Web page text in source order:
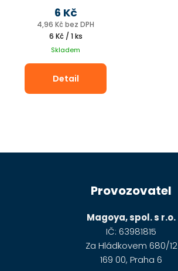
4,5 x 45 mm
4,96 Kč bez DPH
6 Kč
Měrná
cena:
6 Kč / 1 ks
Skladem
Detail
Provozovatel
Magoya, spol. s r.o.
IČ: 63981815
Za Hládkovem 680/12
169 00, Praha 6